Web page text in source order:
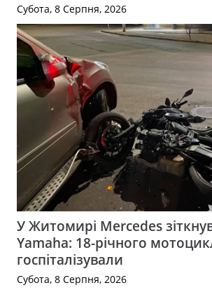
Субота, 8 Серпня, 2026
У Житомирі Mercedes
Yamaha: 18-річного
госпіталізували
Субота, 8 Серпня, 2026